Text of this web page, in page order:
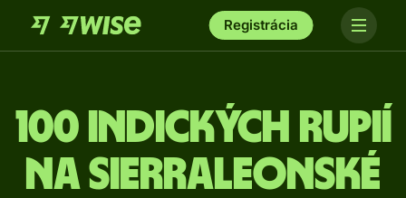
Registrácia
100 Indických rupií
na sierraleonské